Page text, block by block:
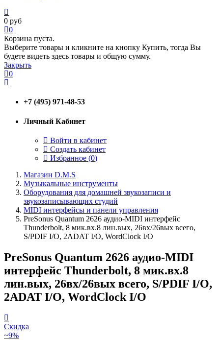
0 руб
0
Корзина пуста.
Выберите товары и кликните на кнопку Купить, тогда Вы
будете видеть здесь товары и общую сумму.
Закрыть
0
+7 (495) 971-48-53
Личный Кабинет
Войти в кабинет
Создать кабинет
Избранное (0)
Магазин D.M.S
Музыкальные инструменты
Оборудования для домашней звукозаписи и
звукозаписывающих студий
MIDI интерфейсы и панели управления
PreSonus Quantum 2626 аудио-MIDI интерфейс
Thunderbolt, 8 мик.вх.8 лин.вых, 26вх/26вых всего,
S/PDIF I/O, 2ADAT I/O, WordClock I/O
PreSonus Quantum 2626 аудио-MIDI
интерфейс Thunderbolt, 8 мик.вх.8
лин.вых, 26вх/26вых всего, S/PDIF I/O,
2ADAT I/O, WordClock I/O
Скидка
~9%